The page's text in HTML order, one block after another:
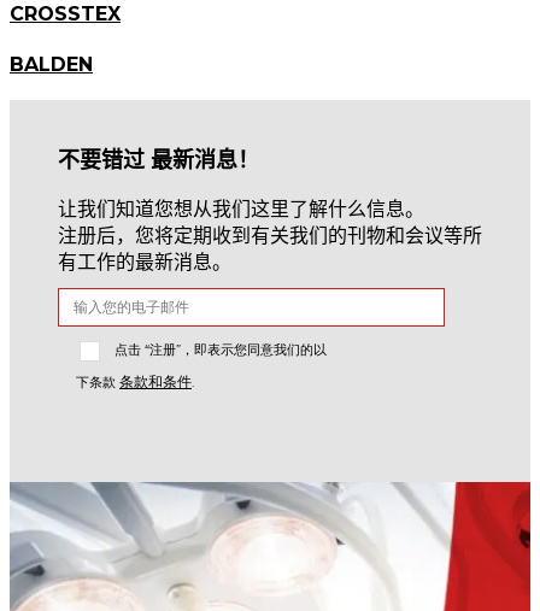
CROSSTEX
BALDEN
不要错过 最新消息！
让我们知道您想从我们这里了解什么信息。
注册后，您将定期收到有关我们的刊物和会议等所
有工作的最新消息。
点击 “注册”，即表示您同意我们的以
下条款 条款和条件